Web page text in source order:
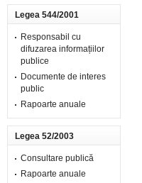
Legea 544/2001
Responsabil cu
difuzarea informațiilor
publice
Documente de interes
public
Rapoarte anuale
Legea 52/2003
Consultare publică
Rapoarte anuale